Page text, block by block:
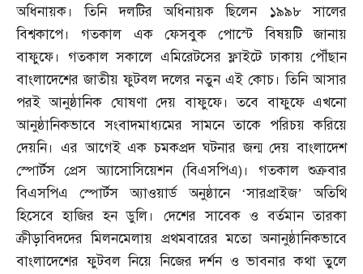
অধিনায়ক। তিনি দলটির অধিনায়ক ছিলেন ১৯৯৮ সালের
বিশ্বকাপে। গতকাল এক ফেসবুক পোস্টে বিষয়টি জানায়
বাফুফে। গতকাল সকালে এমিরেটসের ফ্লাইটে ঢাকায় পৌঁছান
বাংলাদেশের জাতীয় ফুটবল দলের নতুন এই কোচ। তিনি আসার
পরই আনুষ্ঠানিক ঘোষণা দেয় বাফুফে। তবে বাফুফে এখনো
আনুষ্ঠানিকভাবে সংবাদমাধ্যমের সামনে তাকে পরিচয় করিয়ে
দেয়নি। এর আগেই এক চমকপ্রদ ঘটনার জন্ম দেয় বাংলাদেশ
স্পোর্টস প্রেস অ্যাসোসিয়েশন (বিএসপিএ)। গতকাল শুক্রবার
বিএসপিএ স্পোর্টস অ্যাওয়ার্ড অনুষ্ঠানে ‘সারপ্রাইজ’ অতিথি
হিসেবে হাজির হন ডুলি। দেশের সাবেক ও বর্তমান তারকা
ক্রীড়াবিদদের মিলনমেলায় প্রথমবারের মতো অনানুষ্ঠানিকভাবে
বাংলাদেশের ফুটবল নিয়ে নিজের দর্শন ও ভাবনার কথা তুলে